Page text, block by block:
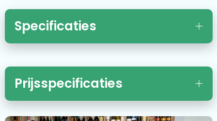
Specificaties
Prijsspecificaties